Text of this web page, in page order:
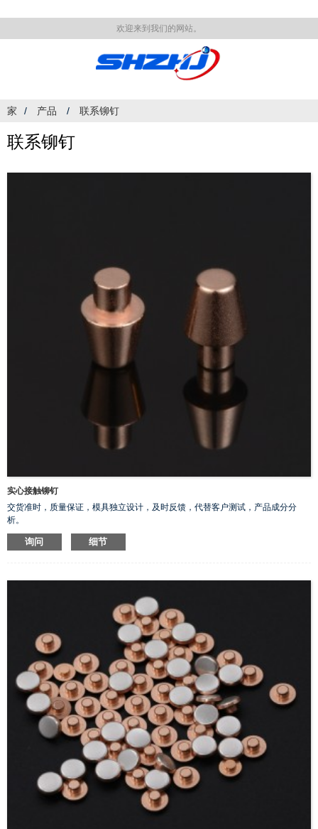
欢迎来到我们的网站。
家 产品 联系铆钉
联系铆钉
实心接触铆钉
交货准时，质量保证，模具独立设计，及时反馈，代替客户测试，产品成分分
析。
询问 细节